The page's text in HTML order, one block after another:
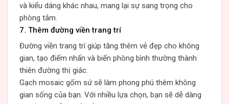
và kiểu dáng khác nhau, mang lại sự sang trọng cho
phòng tắm.
7. Thêm đường viền trang trí
Đường viền trang trí giúp tăng thêm vẻ đẹp cho không
gian, tạo điểm nhấn và biến phòng bình thường thành
thiên đường thị giác.
Gạch mosaic gốm sứ sẽ làm phong phú thêm không
gian sống của bạn. Với nhiều lựa chọn, bạn sẽ dễ dàng